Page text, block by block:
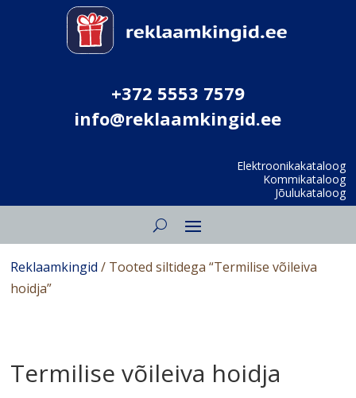
+372 5553 7579
info@reklaamkingid.ee
Elektroonikakataloog
Kommikataloog
Jõulukataloog
Reklaamkingid / Tooted siltidega “Termilise võileiva
hoidja”
Termilise võileiva hoidja